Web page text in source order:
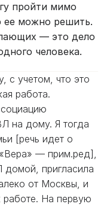
пройти мимо
ее можно решить.
— это дело
человека.
с учетом, что это
работа.
на дому. Я тогда
[речь идет о
— прим.ред],
пригласила
от Москвы, и
На первую